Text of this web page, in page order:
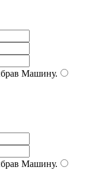
Машину.
Машину.